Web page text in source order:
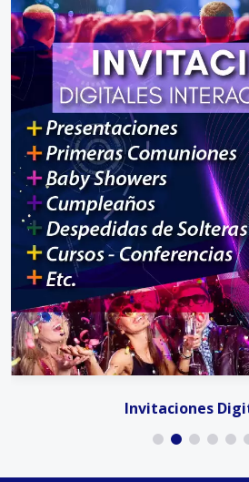
Invitaciones